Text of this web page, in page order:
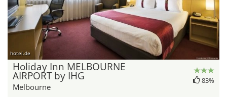
hotel.de
Holiday Inn MELBOURNE
AIRPORT by IHG
Melbourne
83%